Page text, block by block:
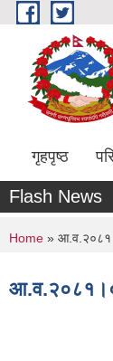
Skip to main content
गृहपृष्ठ
Flash News
You are
Home »